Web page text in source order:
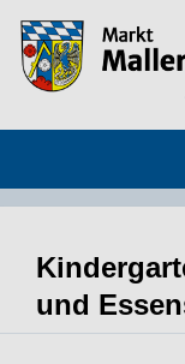
und